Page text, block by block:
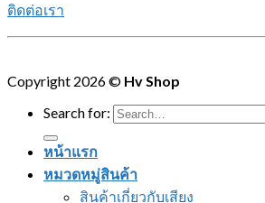
ติดต่อเรา
Copyright 2026 © Hv Shop
Search for:
หน้าแรก
หมวดหมู่สินค้า
สินค้าเกี่ยวกับเสียง